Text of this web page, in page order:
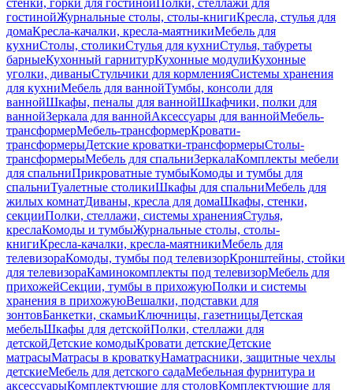
стенки, горки для гостинойПолки, стеллажи для
гостинойЖурнальные столы, столы-книгиКресла, стулья для
домаКресла-качалки, кресла-маятникиМебель для
кухниСтолы, столикиСтулья для кухниСтулья, табуреты
барныеКухонный гарнитурКухонные модулиКухонные
уголки, диваныСтульчики для кормленияСистемы хранения
для кухниМебель для ваннойТумбы, консоли для
ваннойШкафы, пеналы для ваннойШкафчики, полки для
ваннойЗеркала для ваннойАксессуары для ваннойМебель-
трансформерМебель-трансформерКровати-
трансформерыДетские кроватки-трансформерыСтолы-
трансформерыМебель для спальниЗеркалаКомплекты мебели
для спальниПрикроватные тумбыКомоды и тумбы для
спальниТуалетные столикиШкафы для спальниМебель для
жилых комнатДиваны, кресла для домаШкафы, стенки,
секцииПолки, стеллажи, системы храненияСтулья,
креслаКомоды и тумбыЖурнальные столы, столы-
книгиКресла-качалки, кресла-маятникиМебель для
телевизораКомоды, тумбы под телевизорКронштейны, стойки
для телевизораКаминокомплекты под телевизорМебель для
прихожейСекции, тумбы в прихожуюПолки и системы
хранения в прихожуюВешалки, подставки для
зонтовБанкетки, скамьиКлючницы, газетницыДетская
мебельШкафы для детскойПолки, стеллажи для
детскойДетские комодыКровати детскиеДетские
матрасыМатрасы в кроваткуНаматрасники, защитные чехлы
детскиеМебель для детского садаМебельная фурнитура и
аксессуарыКомплектующие для столовКомплектующие для